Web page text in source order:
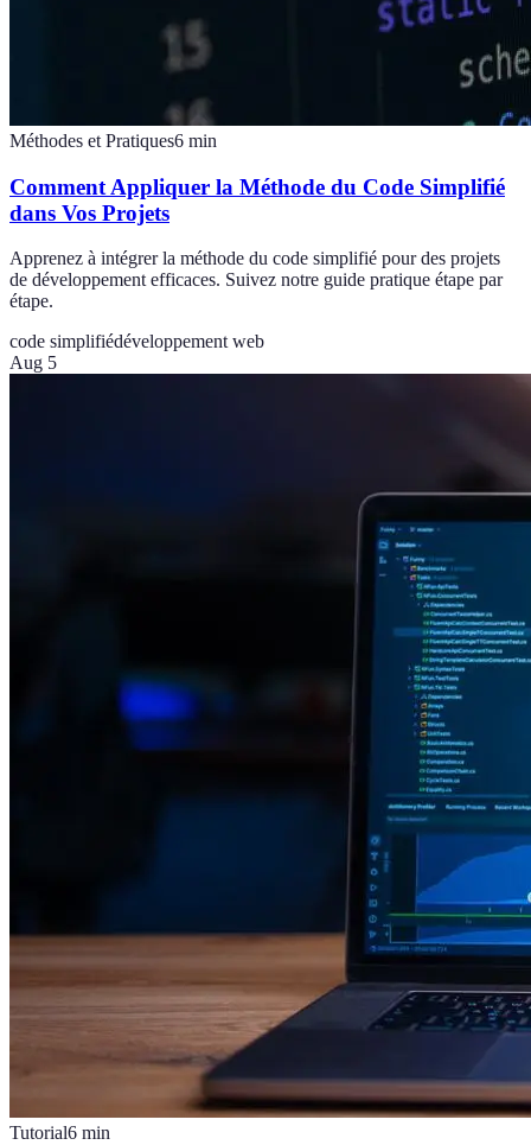
Méthodes et Pratiques6 min
Comment Appliquer la Méthode du Code Simplifié
dans Vos Projets
Apprenez à intégrer la méthode du code simplifié pour des projets
de développement efficaces. Suivez notre guide pratique étape par
étape.
code simplifiédéveloppement web
Aug 5
Tutorial6 min